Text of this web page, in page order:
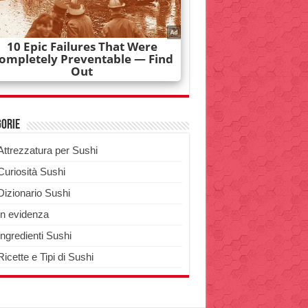
per Sushi
Sushi
Sushi
evidenza
Sushi
e Tipi di Sushi